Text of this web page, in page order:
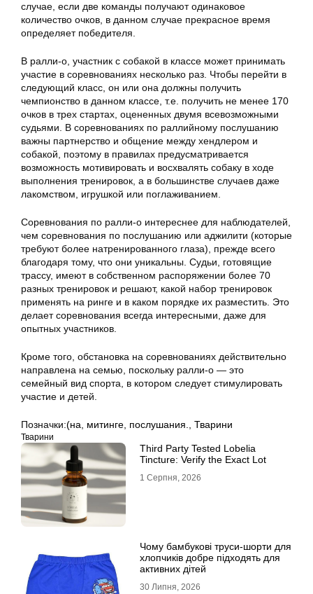
случае, если две команды получают одинаковое
количество очков, в данном случае прекрасное время
определяет победителя.
В ралли-о, участник с собакой в классе может принимать
участие в соревнованиях несколько раз. Чтобы перейти в
следующий класс, он или она должны получить
чемпионство в данном классе, т.е. получить не менее 170
очков в трех стартах, оцененных двумя всевозможными
судьями. В соревнованиях по раллийному послушанию
важны партнерство и общение между хендлером и
собакой, поэтому в правилах предусматривается
возможность мотивировать и восхвалять собаку в ходе
выполнения тренировок, а в большинстве случаев даже
лакомством, игрушкой или поглаживанием.
Соревнования по ралли-о интереснее для наблюдателей,
чем соревнования по послушанию или аджилити (которые
требуют более натренированного глаза), прежде всего
благодаря тому, что они уникальны. Судьи, готовящие
трассу, имеют в собственном распоряжении более 70
разных тренировок и решают, какой набор тренировок
применять на ринге и в каком порядке их разместить. Это
делает соревнования всегда интересными, даже для
опытных участников.
Кроме того, обстановка на соревнованиях действительно
направлена на семью, поскольку ралли-о — это
семейный вид спорта, в котором следует стимулировать
участие и детей.
Позначки:(на митинге послушания. Тварини
Тварини
Third Party Tested Lobelia
Tincture: Verify the Exact Lot
1 Серпня, 2026
Чому бамбукові труси-шорти для
хлопчиків добре підходять для
активних дітей
30 Липня, 2026